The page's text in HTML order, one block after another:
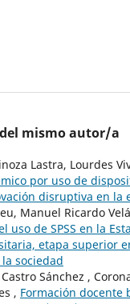
mismo autor/a
Lastra, Lourdes
por uso de
disruptiva en la
Manuel Ricardo
uso de SPSS en la
etapa superior
sociedad
Sánchez ,
, Formación docente